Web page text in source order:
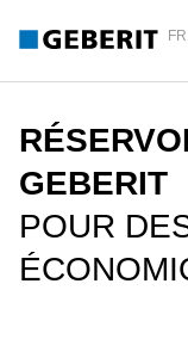
FR
GEBERIT
POUR